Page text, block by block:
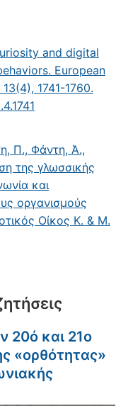
and digital
European
1741-1760.
Π., Φάντη, Ά.,
της γλωσσικής
και
οργανισμούς
Οίκος Κ. & Μ.
20ό και 21ο
«ορθότητας»